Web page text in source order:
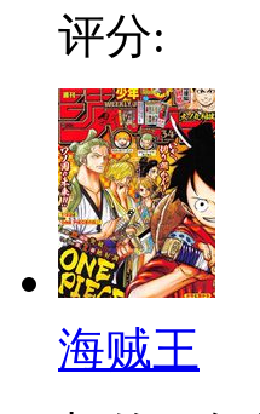
评分:
海贼王